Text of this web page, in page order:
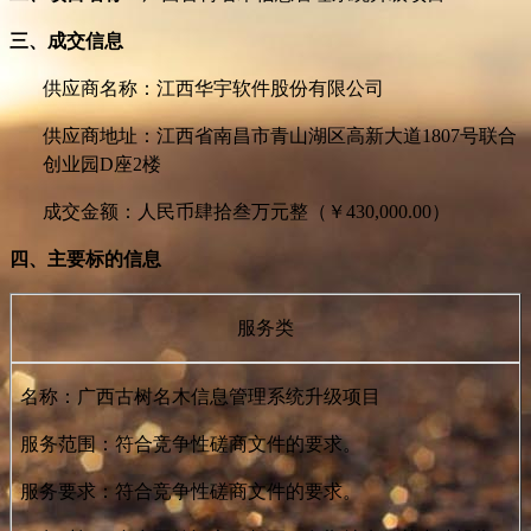
三、成交信息
供应商名称：江西华宇软件股份有限公司
供应商地址：江西省南昌市青山湖区高新大道1807号联合
创业园D座2楼
成交金额： 人民币肆拾叁万元整（￥430,000.00）
四、主要标的信息
服务类
名称： 广西古树名木信息管理系统升级项目
服务范围：符合竞争性磋商文件的要求。
服务要求：符合竞争性磋商文件的要求。